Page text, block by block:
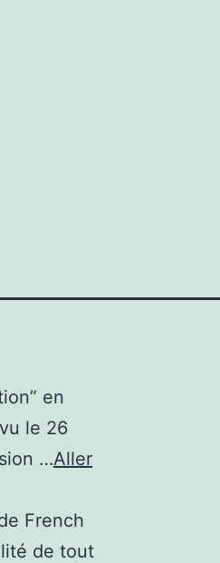
en
le 26
…Aller
French
de tout